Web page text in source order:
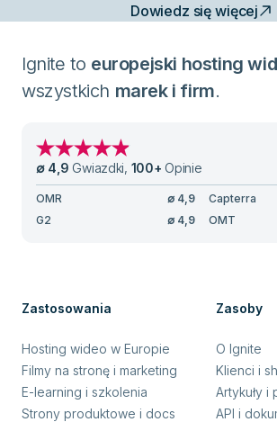
Dowiedz się więcej
Ignite to europejski hosting
wszystkich marek i firm.
∅ 4,9 Gwiazdki, 100+ Opinie
OMR ∅ 4,9 Capterra
G2
∅ 4,9 OMT
Zastosowania
Hosting wideo w Europie
Filmy na stronę i marketing
E-learning i szkolenia
Strony produktowe i docs
Zasoby
O Ignite
Klienci i
Artykuły i
API i